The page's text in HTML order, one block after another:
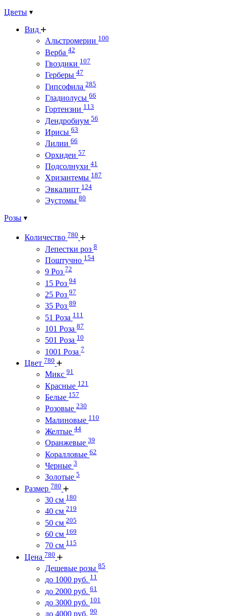
Цветы
Вид
Альстромерии 100
Верба 42
Гвоздики 107
Герберы 47
Гипсофила 285
Гладиолусы 66
Гортензии 113
Дендробиум 56
Ирисы 63
Лилии 66
Орхидеи 57
Подсолнухи 41
Хризантемы 187
Эвкалипт 124
Эустомы 80
Розы
Количество 780
Лепестки роз 8
Поштучно 154
9 Роз 72
15 Роз 94
25 Роз 97
35 Роз 89
51 Роза 111
101 Роза 87
501 Роза 10
1001 Роза 7
Цвет 780
Микс 91
Красные 121
Белые 157
Розовые 230
Малиновые 110
Желтые 44
Оранжевые 39
Коралловые 62
Черные 3
Золотые 5
Размер 780
30 см 180
40 см 219
50 см 205
60 см 169
70 см 115
Цена 780
Дешевые розы 85
до 1000 руб. 11
до 2000 руб. 61
до 3000 руб. 101
до 4000 руб. 90